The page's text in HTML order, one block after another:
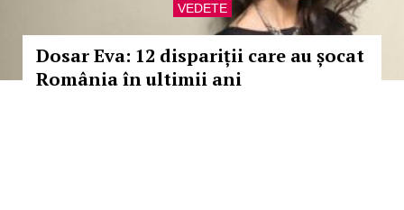
VEDETE
Dosar Eva: 12 dispariții care au șocat
România în ultimii ani